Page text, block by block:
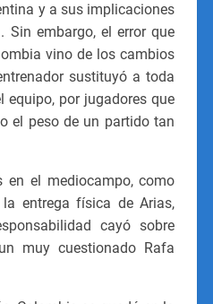
y a sus implicaciones
Sin embargo, el error que
vino de los cambios
sustituyó a toda
equipo, por jugadores que
el peso de un partido tan
en el mediocampo, como
entrega física de Arias,
cayó sobre
muy cuestionado Rafa